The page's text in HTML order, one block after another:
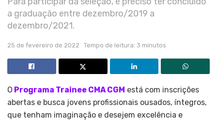
a graduação entre dezembro/2019 a
dezembro/2021.
25 de fevereiro de 2022 Tempo de leitura: 3 minutos
O Programa Trainee CMA CGM está com inscrições
abertas e busca jovens profissionais ousados, íntegros,
que tenham imaginação e desejem excelência e